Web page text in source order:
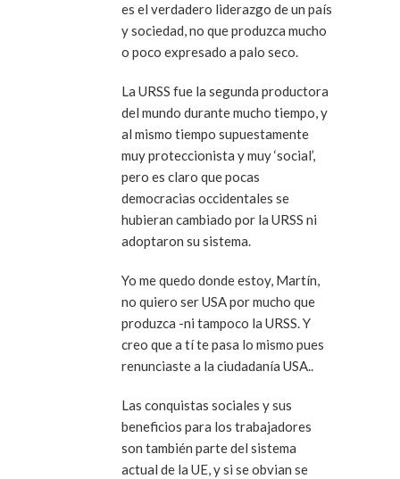
es el verdadero liderazgo de un país
y sociedad, no que produzca mucho
o poco expresado a palo seco.
La URSS fue la segunda productora
del mundo durante mucho tiempo, y
al mismo tiempo supuestamente
muy proteccionista y muy ‘social’,
pero es claro que pocas
democracias occidentales se
hubieran cambiado por la URSS ni
adoptaron su sistema.
Yo me quedo donde estoy, Martín,
no quiero ser USA por mucho que
produzca -ni tampoco la URSS. Y
creo que a tí te pasa lo mismo pues
renunciaste a la ciudadanía USA..
Las conquistas sociales y sus
beneficios para los trabajadores
son también parte del sistema
actual de la UE, y si se obvian se